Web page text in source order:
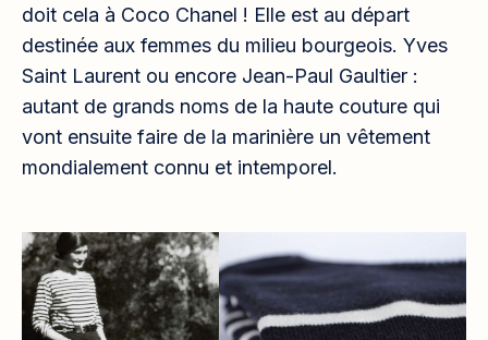
doit cela à Coco Chanel ! Elle est au départ
destinée aux femmes du milieu bourgeois. Yves
Saint Laurent ou encore Jean-Paul Gaultier :
autant de grands noms de la haute couture qui
vont ensuite faire de la marinière un vêtement
mondialement connu et intemporel.